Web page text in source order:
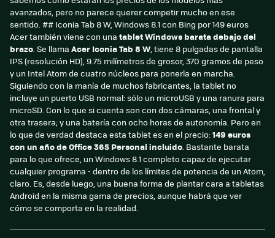
avanzados, pero no parece querer competir mucho en ese
sentido. ## Iconia Tab 8 W, Windows 8.1 con Bing por 149 euros
Acer también viene con una tablet Windows barata debajo del
brazo . Se llama Acer Iconia Tab 8 W, tiene 8 pulgadas de pantalla
IPS (resolución HD), 9.75 milímetros de grosor, 370 gramos de peso
y un Intel Atom de cuatro núcleos para ponerla en marcha.
Siguiendo con la manía de muchos fabricantes, la tablet no
incluye un puerto USB normal: sólo un microUSB y una ranura para
microSD. Con lo que si cuenta son con dos cámaras, una frontal y
otra trasera; y una batería con ocho horas de autonomía. Pero en
lo que de verdad destaca esta tablet es en el precio: 149 euros
con un año de Office 365 Personal incluido . Bastante barata
para lo que ofrece, un Windows 8.1 completo capaz de ejecutar
cualquier programa - dentro de los límites de potencia de un Atom,
claro. Es, desde luego, una buena forma de plantar cara a tabletas
Android en la misma gama de precios, aunque habrá que ver
cómo se comporta en la realidad.